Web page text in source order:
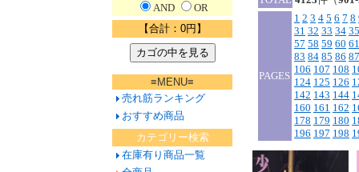
AND
OR
【合計：0円】
≡MENU≡
売れ筋ランキング
おすすめ商品
カテゴリー検索
在庫有り商品一覧
PAGES
1 2 3 4 5 6 7 8
31 32 33 34 35
57 58 59 60 61
83 84 85 86 87
106 107 108
124 125 126
142 143 144
160 161 162
178 179 180
196 197 198